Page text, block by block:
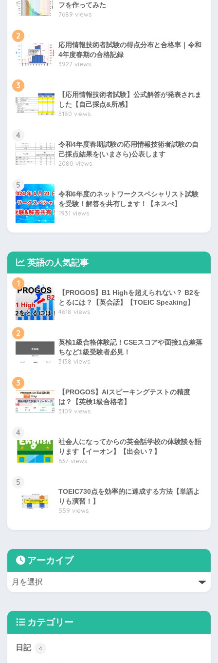
フを作ってみた
7689 views
2
応用情報技術者試験の得点分布と合格率｜令和
4年度春期の合格記録
3927 views
3
【応用情報技術者試験】公式解答が発表されま
した【自己採点&所感】
3180 views
4
令和4年度春期試験の応用情報技術者試験の自
己採点結果を(いまさら)公表します
2080 views
5
令和6年度のネットワークスペシャリスト試験
を受験！解答を共有します！【ネスぺ】
1931 views
英語の人気記事
1
【PROGOS】B1 Highを超えられない？ B2を
とるには？【英会話】【TOEIC Speaking】
4618 views
2
英検1級合格体験記！CSEスコアや面接1点差落
ちなど1級受験者必見！
3138 views
3
【PROGOS】AIスピーキングテストの精度
は？【英検1級合格者】
3109 views
4
社会人になってからの英会話学校の体験談を語
ります【イーオン】【出会い？】
637 views
5
TOEIC730点を効率的に達成する方法【単語よ
りも演習！】
559 views
アーカイブ
カテゴリー
日記 4